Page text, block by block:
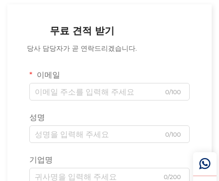
무료 견적 받기
당사 담당자가 곧 연락드리겠습니다.
이메일
0/100
성명
0/100
기업명
0/200